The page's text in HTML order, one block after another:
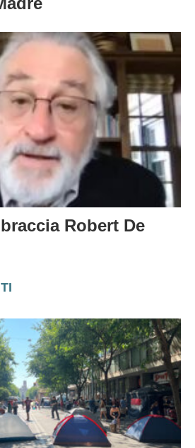
Robert De